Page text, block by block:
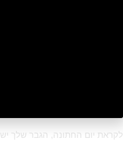
לקראת יום החתונה, הגבר שלך